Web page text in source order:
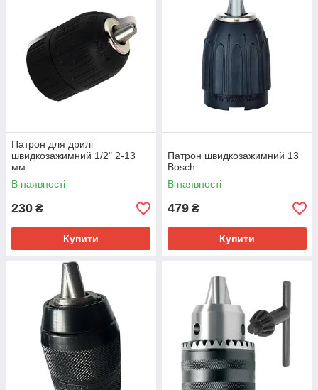
Патрон для дрилі
швидкозажимний 1/2" 2-13
мм
В наявності
230 ₴
Купити
Патрон швидкозажимний 13
Bosch
В наявності
479 ₴
Купити